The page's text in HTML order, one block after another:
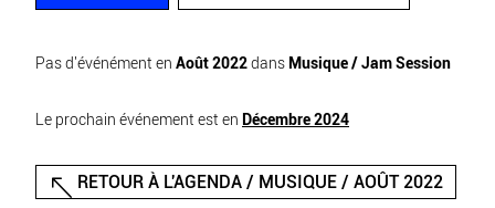
Pas d'événément en Août 2022dans Musique / Jam Session
Le prochain événement est en Décembre 2024
RETOUR À L'AGENDA / MUSIQUE / AOÛT 2022